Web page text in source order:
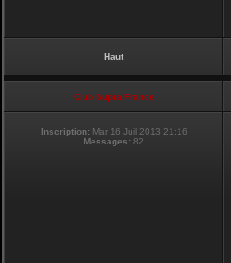
Haut
Club Supra France
Inscription: Mar 16 Juil 2013 21:16
Messages: 82